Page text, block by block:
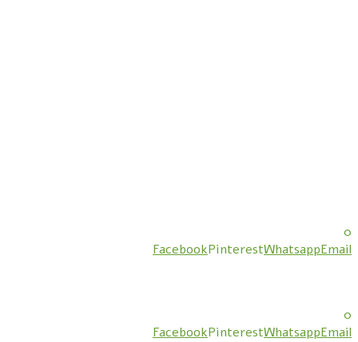
0
FacebookPinterestWhatsappEmail
0
FacebookPinterestWhatsappEmail